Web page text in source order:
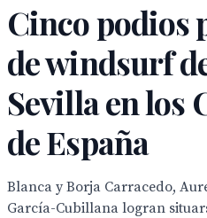
Cinco podios
de windsurf
Sevilla en los
de España
Blanca y Borja Carracedo,
García-Cubillana logran